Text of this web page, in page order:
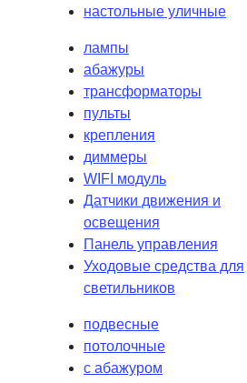
настольные уличные
лампы
абажуры
трансформаторы
пульты
крепления
диммеры
WIFI модуль
Датчики движения и
освещения
Панель управления
Уходовые средства для
светильников
подвесные
потолочные
с абажуром